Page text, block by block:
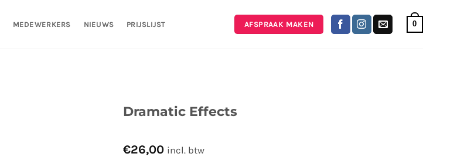
MEDEWERKERS NIEUWS PRIJSLIJST AFSPRAAK MAKEN 0
Dramatic Effects
€26,00 incl. btw